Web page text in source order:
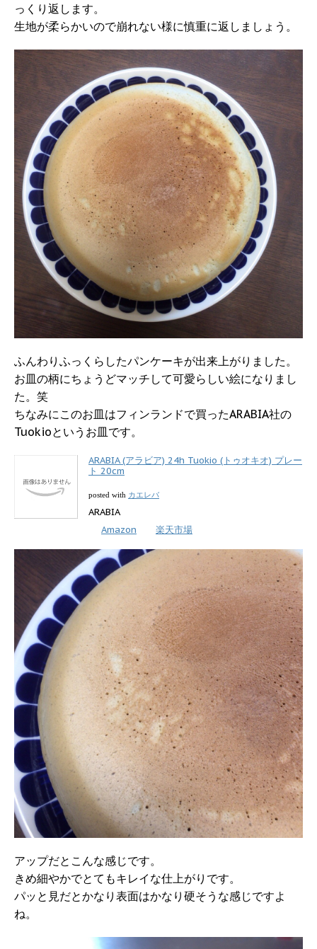
っくり返します。
生地が柔らかいので崩れない様に慎重に返しましょう。
ふんわりふっくらしたパンケーキが出来上がりました。
お皿の柄にちょうどマッチして可愛らしい絵になりまし
た。笑
ちなみにこのお皿はフィンランドで買ったARABIA社の
Tuokioというお皿です。
ARABIA (アラビア) 24h Tuokio (トゥオキオ) プレー
ト 20cm
posted with カエレバ
ARABIA
Amazon
楽天市場
アップだとこんな感じです。
きめ細やかでとてもキレイな仕上がりです。
パッと見だとかなり表面はかなり硬そうな感じですよ
ね。